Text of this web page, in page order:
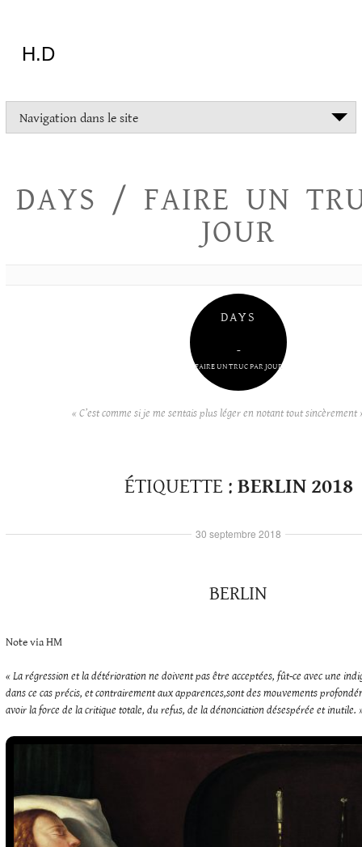
H.D
tout
essayer
Navigation dans le site
DAYS / FAIRE UN
JOUR
DAYS
–
FAIRE UN TRUC PAR JOUR
« C’est comme si je me sentais plus léger en notant tout sincèrement
ÉTIQUETTE : BERLIN 2018
BERLIN
Note via HM
« La régression et la détérioration ne doivent pas être acceptées, fût-ce avec une
dans ce cas précis, et contrairement aux apparences,sont des mouvements
avoir la force de la critique totale, du refus, de la dénonciation désespérée et inutile.
30 septembre 2018